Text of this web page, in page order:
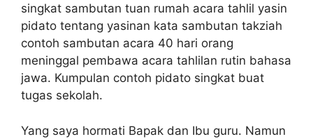
singkat sambutan tuan rumah acara tahlil yasin
pidato tentang yasinan kata sambutan takziah
contoh sambutan acara 40 hari orang
meninggal pembawa acara tahlilan rutin bahasa
jawa. Kumpulan contoh pidato singkat buat
tugas sekolah.
Yang saya hormati Bapak dan Ibu guru. Namun